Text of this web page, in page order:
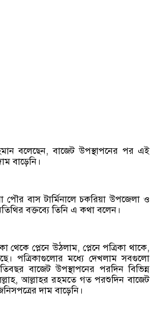
বলেছেন, বাজেট উপস্থাপনের পর এই
বাড়েনি।
পৌর বাস টার্মিনালে চকরিয়া উপজেলা ও
বক্তব্যে তিনি এ কথা বলেন।
প্লেনে উঠলাম, প্লেনে পত্রিকা থাকে,
পত্রিকাগুলোর মধ্যে দেখলাম সবগুলো
বাজেট উপস্থাপনের পরদিন বিভিন্ন
আল্লাহর রহমতে গত পরশুদিন বাজেট
দাম বাড়েনি।